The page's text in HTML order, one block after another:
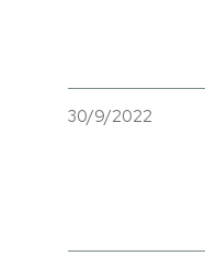
30/9/2022